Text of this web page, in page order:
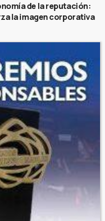
de la reputación:
la imagen corporativa